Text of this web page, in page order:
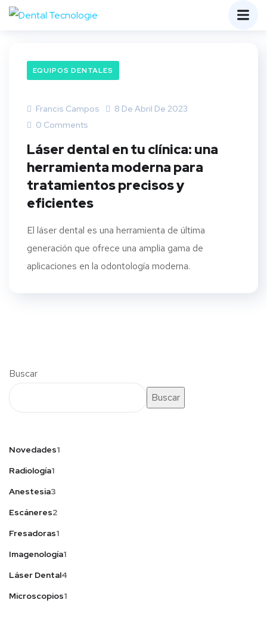
EQUIPOS DENTALES
Francis Campos
8 De Abril De 2023
0 Comments
Láser dental en tu clínica: una
herramienta moderna para
tratamientos precisos y
eficientes
El láser dental es una herramienta de última
generación que ofrece una amplia gama de
aplicaciones en la odontología moderna.
Buscar
Buscar
Novedades1
Radiología1
Anestesia3
Escáneres2
Fresadoras1
Imagenología1
Láser Dental4
Microscopios1